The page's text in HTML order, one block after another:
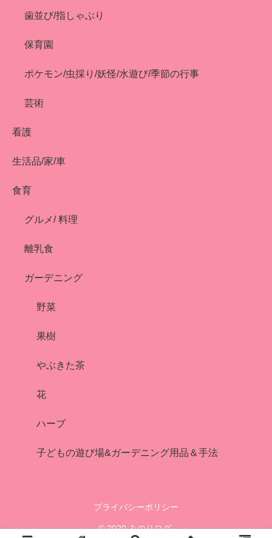
歯並び/指しゃぶり
保育園
ポケモン/虫採り/妖怪/水遊び/季節の行事
芸術
看護
生活品/家/車
食育
グルメ/ 料理
離乳食
ガーデニング
野菜
果樹
やぶきた茶
花
ハーブ
子どもの遊び場&ガーデニング用品＆手法
プライバシーポリシー
© 2020 みのりログ.